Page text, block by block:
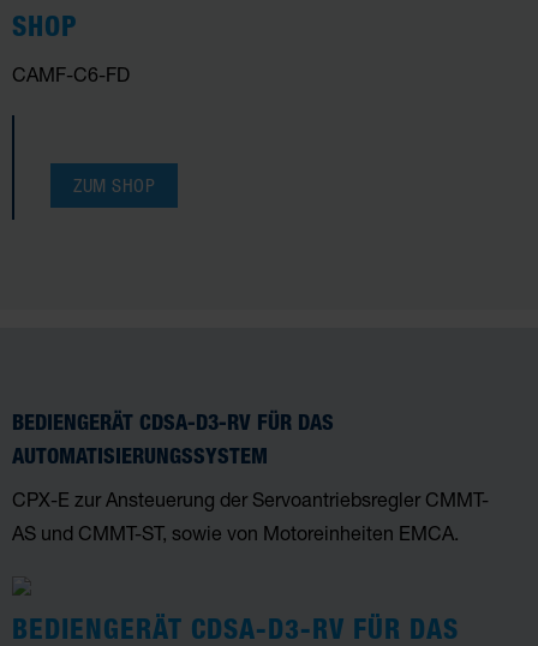
SHOP
CAMF-C6-FD
ZUM SHOP
BEDIENGERÄT CDSA-D3-RV FÜR DAS
AUTOMATISIERUNGSSYSTEM
CPX-E zur Ansteuerung der Servoantriebsregler CMMT-
AS und CMMT-ST, sowie von Motoreinheiten EMCA.
BEDIENGERÄT CDSA-D3-RV FÜR DAS